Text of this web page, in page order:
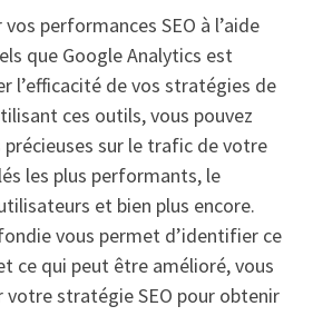
performances SEO à l’aide
que Google Analytics est
l’efficacité de vos stratégies de
ces outils, vous pouvez
sur le trafic de votre
les plus performants, le
et bien plus encore.
vous permet d’identifier ce
ce qui peut être amélioré, vous
votre stratégie SEO pour obtenir